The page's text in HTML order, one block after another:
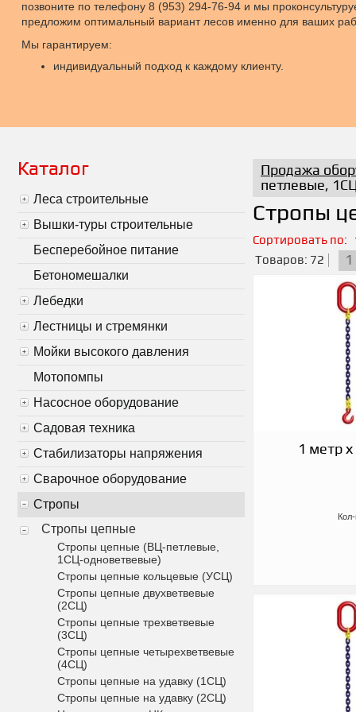
позвоните по телефону 8 (953) 294-76-94 и мы
предложим оптимальный вариант лесов именно для ваших
Мы гарантируем:
индивидуальный подход к каждому клиенту.
Каталог
Леса строительные
Вышки-туры строительные
Бесперебойное питание
Бетономешалки
Лебедки
Лестницы и стремянки
Мойки высокого давления
Мотопомпы
Насосное оборудование
Садовая техника
Стабилизаторы напряжения
Сварочное оборудование
Стропы
Стропы цепные
Стропы цепные (ВЦ-петлевые,
1СЦ-одноветвевые)
Стропы цепные кольцевые (УСЦ)
Стропы цепные двухветвевые
(2СЦ)
Стропы цепные трехветвевые
(3СЦ)
Стропы цепные четырехветвевые
(4СЦ)
Стропы цепные на удавку (1СЦ)
Стропы цепные на удавку (2СЦ)
Продажа
петлевые,
Стропы
Сортировать по:
Товаров: 72
1
1 метр